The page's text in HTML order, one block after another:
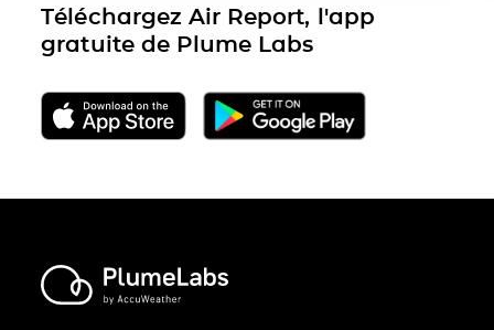
Téléchargez Air Report, l'app
gratuite de Plume Labs